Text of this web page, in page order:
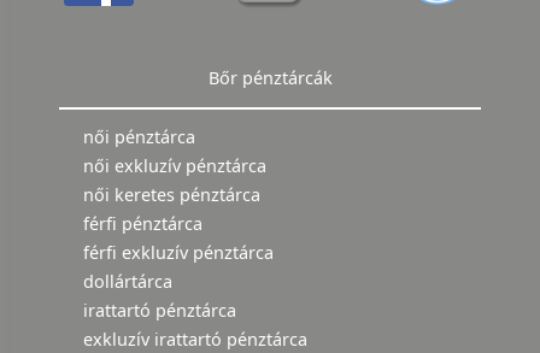
Bőr pénztárcák
női pénztárca
női exkluzív pénztárca
női keretes pénztárca
férfi pénztárca
férfi exkluzív pénztárca
dollártárca
irattartó pénztárca
exkluzív irattartó pénztárca